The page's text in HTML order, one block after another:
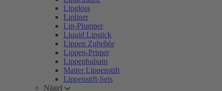
Lipgloss
Lipliner
Lip-Plumper
Liquid Lipstick
Lippen Zubehör
Lippen-Primer
Lippenbalsam
Matter Lippenstift
Lippenstift-Sets
Nägel